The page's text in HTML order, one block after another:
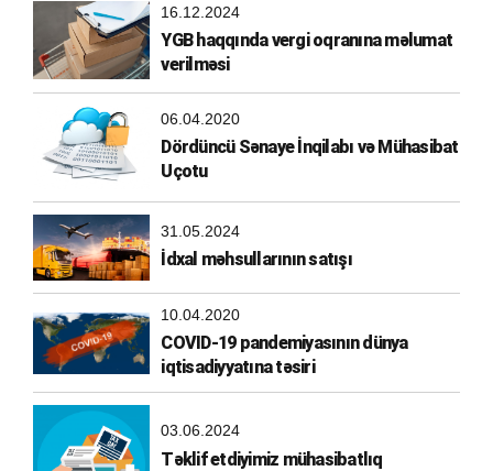
16.12.2024
YGB haqqında vergi oqranına məlumat
verilməsi
06.04.2020
Dördüncü Sənaye İnqilabı və Mühasibat
Uçotu
31.05.2024
İdxal məhsullarının satışı
10.04.2020
COVID-19 pandemiyasının dünya
iqtisadiyyatına təsiri
03.06.2024
Təklif etdiyimiz mühasibatlıq